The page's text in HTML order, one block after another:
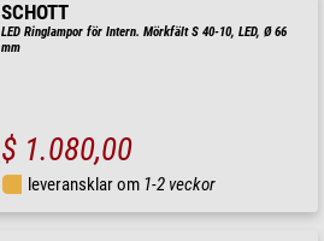
SCHOTT
LED Ringlampor för Intern. Mörkfält S 40-10, LED, Ø 66
mm
$ 1.080,00
leveransklar om 1-2 veckor